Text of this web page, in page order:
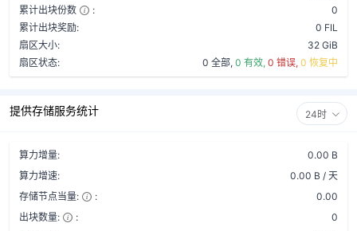
累计出块份数
:
0
累计出块奖励:
0 FIL
扇区大小:
32 GiB
扇区状态:
0 全部, 0 有效, 0 错误, 0 恢复中
提供存储服务统计 24时
算力增量:
0.00 B
算力增速:
0.00 B / 天
存储节点当量:
:
0.00
出块数量:
:
0